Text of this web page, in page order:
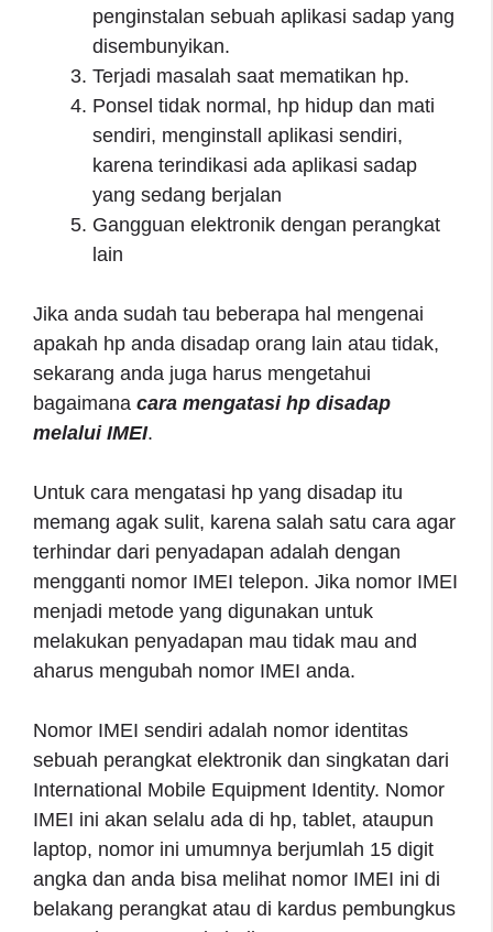
penginstalan sebuah aplikasi sadap yang
disembunyikan.
Terjadi masalah saat mematikan hp.
Ponsel tidak normal, hp hidup dan mati
sendiri, menginstall aplikasi sendiri,
karena terindikasi ada aplikasi sadap
yang sedang berjalan
Gangguan elektronik dengan perangkat
lain
Jika anda sudah tau beberapa hal mengenai
apakah hp anda disadap orang lain atau tidak,
sekarang anda juga harus mengetahui
bagaimana cara mengatasi hp disadap
melalui IMEI.
Untuk cara mengatasi hp yang disadap itu
memang agak sulit, karena salah satu cara agar
terhindar dari penyadapan adalah dengan
mengganti nomor IMEI telepon. Jika nomor IMEI
menjadi metode yang digunakan untuk
melakukan penyadapan mau tidak mau and
aharus mengubah nomor IMEI anda.
Nomor IMEI sendiri adalah nomor identitas
sebuah perangkat elektronik dan singkatan dari
International Mobile Equipment Identity. Nomor
IMEI ini akan selalu ada di hp, tablet, ataupun
laptop, nomor ini umumnya berjumlah 15 digit
angka dan anda bisa melihat nomor IMEI ini di
belakang perangkat atau di kardus pembungkus